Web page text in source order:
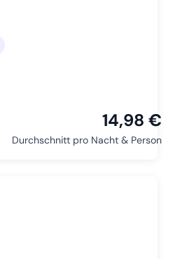
14,98 €
Durchschnitt pro Nacht & Person